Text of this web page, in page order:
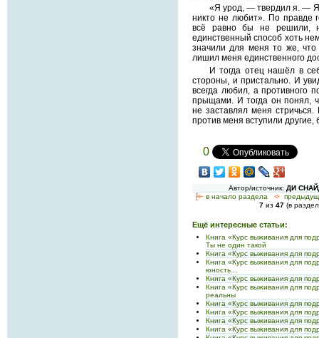
«Я урод, — твердил я. —
никто не любит». По правде
всё равно бы не решили,
единственный способ хоть
значили для меня то же,
лишил меня единственного
И тогда отец нашёл в
стороны, и пристально. И
всегда любил, а противного
прыщами. И тогда он понял,
не заставлял меня
против меня вступили
0
Автор/источник: ДИ
[<— в начало раздела <-
7из 47(в
Ещё интересные статьи:
Книга «Курс выживания для
Ты не один такой
Книга «Курс выживания для
Книга «Курс выживания для
юность…
Книга «Курс выживания для
Книга «Курс выживания для
реальны
Книга «Курс выживания для
Книга «Курс выживания для
Книга «Курс выживания для
Книга «Курс выживания для